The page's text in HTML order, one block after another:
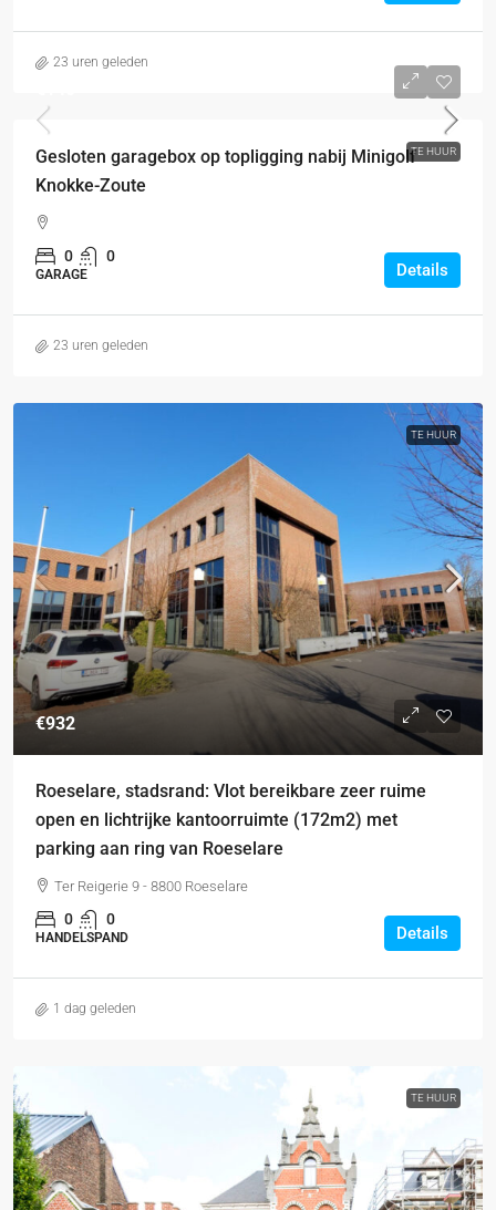
23 uren geleden
TE HUUR
Gesloten garagebox op topligging nabij Minigolf
Knokke-Zoute
0 0
GARAGE Details
23 uren geleden
TE HUUR
€932
Roeselare, stadsrand: Vlot bereikbare zeer ruime
open en lichtrijke kantoorruimte (172m2) met
parking aan ring van Roeselare
Ter Reigerie 9 - 8800 Roeselare
0 0
HANDELSPAND Details
1 dag geleden
TE HUUR